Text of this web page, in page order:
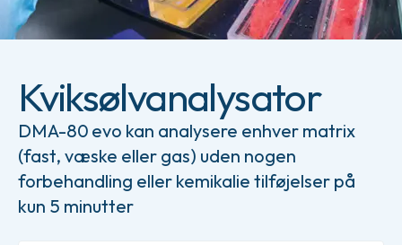
Kviksølvanalysator
DMA-80 evo kan analysere enhver matrix
(fast, væske eller gas) uden nogen
forbehandling eller kemikalie tilføjelser på
kun 5 minutter